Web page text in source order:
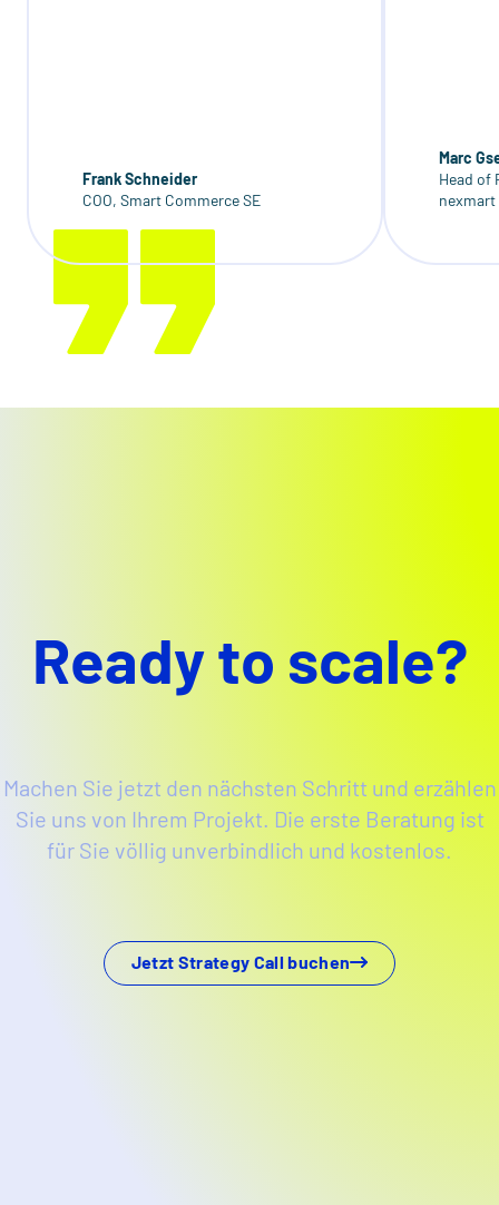
Frank Schneider
COO, Smart Commerce SE
Marc
Head of
nexmart
Ready to scale?
Machen Sie jetzt den nächsten Schritt und erzählen
Sie uns von Ihrem Projekt. Die erste Beratung ist
für Sie völlig unverbindlich und kostenlos.
Jetzt Strategy Call buchen